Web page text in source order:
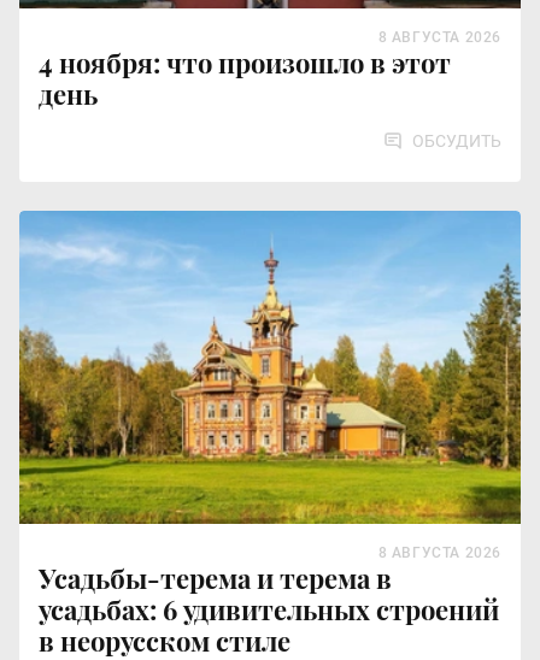
4 ноября: что произошло в этот
день
8 АВГУСТА 2026
ОБСУДИТЬ
Усадьбы-терема и терема в
усадьбах: 6 удивительных строений
в неорусском стиле
8 АВГУСТА 2026